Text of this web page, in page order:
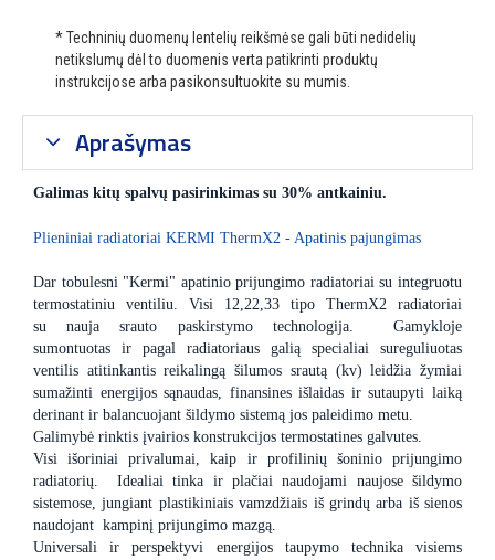
* Techninių duomenų lentelių reikšmėse gali būti nedidelių
netikslumų dėl to duomenis verta patikrinti produktų
instrukcijose arba pasikonsultuokite su mumis.
Aprašymas
Galimas kitų spalvų pasirinkimas su 30% antkainiu.
Plieniniai radiatoriai KERMI ThermX2 - Apatinis pajungimas
Dar tobulesni "Kermi" apatinio prijungimo radiatoriai su integruotu
termostatiniu ventiliu. Visi 12,22,33 tipo ThermX2 radiatoriai
su nauja srauto paskirstymo technologija. Gamykloje
sumontuotas ir pagal radiatoriaus galią specialiai sureguliuotas
ventilis atitinkantis reikalingą šilumos srautą (kv) leidžia žymiai
sumažinti energijos sąnaudas, finansines išlaidas ir sutaupyti laiką
derinant ir balancuojant šildymo sistemą jos paleidimo metu.
Galimybė rinktis įvairios konstrukcijos termostatines galvutes.
Visi išoriniai privalumai, kaip ir profilinių šoninio prijungimo
radiatorių. Idealiai tinka ir plačiai naudojami naujose šildymo
sistemose, jungiant plastikiniais vamzdžiais iš grindų arba iš sienos
naudojant kampinį prijungimo mazgą.
Universali ir perspektyvi energijos taupymo technika visiems